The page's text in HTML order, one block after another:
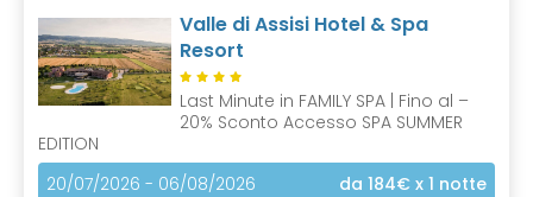
Valle di Assisi Hotel & Spa
Resort
Last Minute in FAMILY SPA | Fino al –
20% Sconto Accesso SPA SUMMER
EDITION
20/07/2026 - 06/08/2026
da 184€ x 1 notte